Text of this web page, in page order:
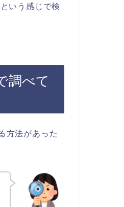
いう感じで検
調べて
方法があった